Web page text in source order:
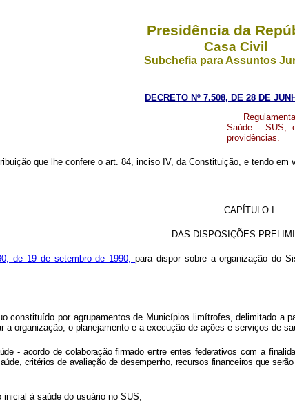
Presidência da
Casa Civil
Subchefia para Assuntos
DECRETO Nº 7.508, DE 28 DE
Saúde - SUS,
providências.
que lhe confere o art. 84, inciso IV, da Constituição, e tendo em
CAPÍTULO I
DAS DISPOSIÇÕES
de 19 de setembro de 1990,para dispor sobre a organização do
constituído por agrupamentos de Municípios limítrofes, delimitado
a organização, o planejamento e a execução de ações e serviços de
- acordo de colaboração firmado entre entes federativos com a
critérios de avaliação de desempenho, recursos financeiros que
inicial à saúde do usuário no SUS;